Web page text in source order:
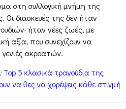
στη συλλογική μνήμη της
Οι διασκευές της δεν ήταν
ήταν νέες ζωές, με
αξία, που συνεχίζουν να
γενιές ακροατών.
Top 5 κλασικά τραγούδια της
να θες να χορέψεις κάθε στιγμή